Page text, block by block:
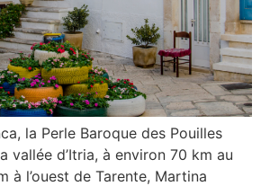
la Perle Baroque des Pouilles
vallée d’Itria, à environ 70 km au
à l’ouest de Tarente, Martina